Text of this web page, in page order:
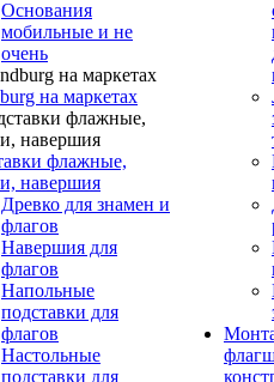
Основания
мобильные и не
очень
на маркетах
флажные,
навершия
Древко для знамен и
флагов
Навершия для
флагов
Напольные
подставки для
флагов
Настольные
подставки для